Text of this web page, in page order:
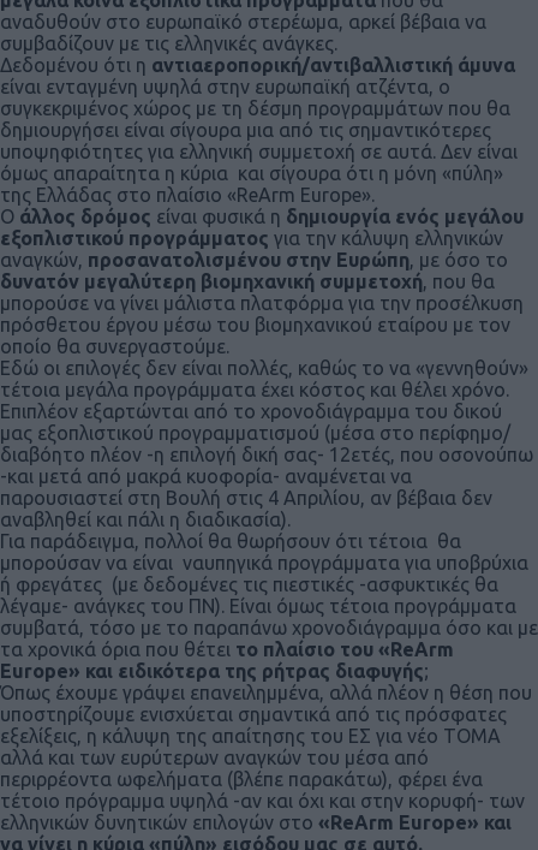
αναδυθούν στο ευρωπαϊκό στερέωμα, αρκεί βέβαια να
συμβαδίζουν με τις ελληνικές ανάγκες.
Δεδομένου ότι η αντιαεροπορική/αντιβαλλιστική άμυνα
είναι ενταγμένη υψηλά στην ευρωπαϊκή ατζέντα, ο
συγκεκριμένος χώρος με τη δέσμη προγραμμάτων που θα
δημιουργήσει είναι σίγουρα μια από τις σημαντικότερες
υποψηφιότητες για ελληνική συμμετοχή σε αυτά. Δεν είναι
όμως απαραίτητα η κύρια και σίγουρα ότι η μόνη «πύλη»
της Ελλάδας στο πλαίσιο «ReArm Europe».
Ο άλλος δρόμος είναι φυσικά η δημιουργία ενός μεγάλου
εξοπλιστικού προγράμματος για την κάλυψη ελληνικών
αναγκών, προσανατολισμένου στην Ευρώπη, με όσο το
δυνατόν μεγαλύτερη βιομηχανική συμμετοχή, που θα
μπορούσε να γίνει μάλιστα πλατφόρμα για την προσέλκυση
πρόσθετου έργου μέσω του βιομηχανικού εταίρου με τον
οποίο θα συνεργαστούμε.
Εδώ οι επιλογές δεν είναι πολλές, καθώς το να «γεννηθούν»
τέτοια μεγάλα προγράμματα έχει κόστος και θέλει χρόνο.
Επιπλέον εξαρτώνται από το χρονοδιάγραμμα του δικού
μας εξοπλιστικού προγραμματισμού (μέσα στο περίφημο/
διαβόητο πλέον -η επιλογή δική σας- 12ετές, που οσονούπω
-και μετά από μακρά κυοφορία- αναμένεται να
παρουσιαστεί στη Βουλή στις 4 Απριλίου, αν βέβαια δεν
αναβληθεί και πάλι η διαδικασία).
Για παράδειγμα, πολλοί θα θωρήσουν ότι τέτοια θα
μπορούσαν να είναι ναυπηγικά προγράμματα για υποβρύχια
ή φρεγάτες (με δεδομένες τις πιεστικές -ασφυκτικές θα
λέγαμε- ανάγκες του ΠΝ). Είναι όμως τέτοια προγράμματα
συμβατά, τόσο με το παραπάνω χρονοδιάγραμμα όσο και με
τα χρονικά όρια που θέτει το πλαίσιο του «ReArm
Europe» και ειδικότερα της ρήτρας διαφυγής;
Όπως έχουμε γράψει επανειλημμένα, αλλά πλέον η θέση που
υποστηρίζουμε ενισχύεται σημαντικά από τις πρόσφατες
εξελίξεις, η κάλυψη της απαίτησης του ΕΣ για νέο ΤΟΜΑ
αλλά και των ευρύτερων αναγκών του μέσα από
περιρρέοντα ωφελήματα (βλέπε παρακάτω), φέρει ένα
τέτοιο πρόγραμμα υψηλά -αν και όχι και στην κορυφή- των
ελληνικών δυνητικών επιλογών στο «ReArm Europe» και
να γίνει η κύρια «πύλη» εισόδου μας σε αυτό.